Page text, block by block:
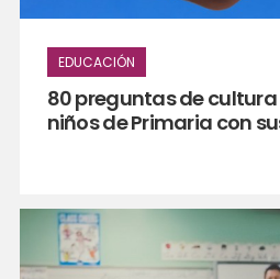
EDUCACIÓN
80 preguntas de
niños de Primaria con